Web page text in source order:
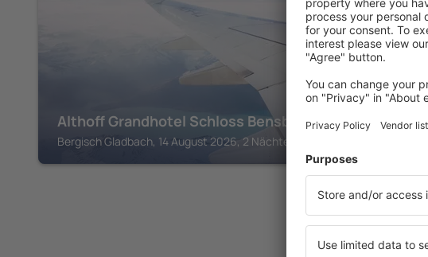
Althoff Grandhotel Schloss Bensberg
Bergisch Gladbach, 14 August 2026, 2 Nächte
Mehr